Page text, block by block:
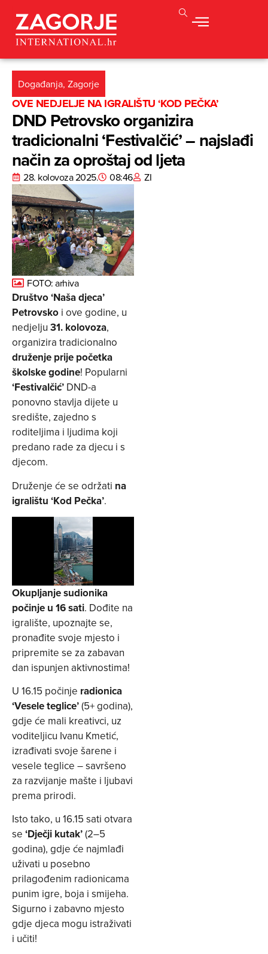
Događanja, Zagorje
OVE NEDJELJE NA IGRALIŠTU ‘KOD PEČKA’
DND Petrovsko organizira
tradicionalni ‘Festivalčić’ – najslađi
način za oproštaj od ljeta
28. kolovoza 2025. 08:46 ZI
FOTO: arhiva
Društvo ‘Naša djeca’
Petrovsko i ove godine, u
nedjelju 31. kolovoza,
organizira tradicionalno
druženje prije početka
školske godine! Popularni
‘Festivalčić’ DND-a
ponovno stavlja dijete u
središte, zajedno s
roditeljima i ljudima koji
predano rade za djecu i s
djecom.
Druženje će se održati na
igralištu ‘Kod Pečka’.
Okupljanje sudionika
počinje u 16 sati. Dođite na
igralište, upoznajte se,
pronađite svoje mjesto i
pripremite se za zabavan
dan ispunjen aktivnostima!
U 16.15 počinje radionica
‘Vesele teglice’(5+ godina),
gdje će mali kreativci, uz
voditeljicu Ivanu Kmetić,
izrađivati svoje šarene i
vesele teglice – savršeno
za razvijanje mašte i ljubavi
prema prirodi.
Isto tako, u 16.15 sati otvara
se ‘Dječji kutak’(2–5
godina), gdje će najmlađi
uživati u posebno
prilagođenim radionicama
punim igre, boja i smijeha.
Sigurno i zabavno mjesto
gdje djeca mogu istraživati
i učiti!